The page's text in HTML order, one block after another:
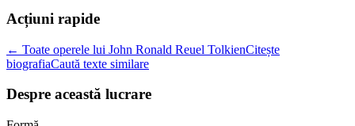
Acțiuni rapide
← Toate operele lui John Ronald Reuel TolkienCitește
biografiaCaută texte similare
Despre această lucrare